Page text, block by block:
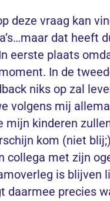
deze vraag kan
dat heeft
eerste plaats
In de
niks op zal
volgens mij
mijn kinderen
kom (niet
collega met zijn
is blijven
daarmee precies